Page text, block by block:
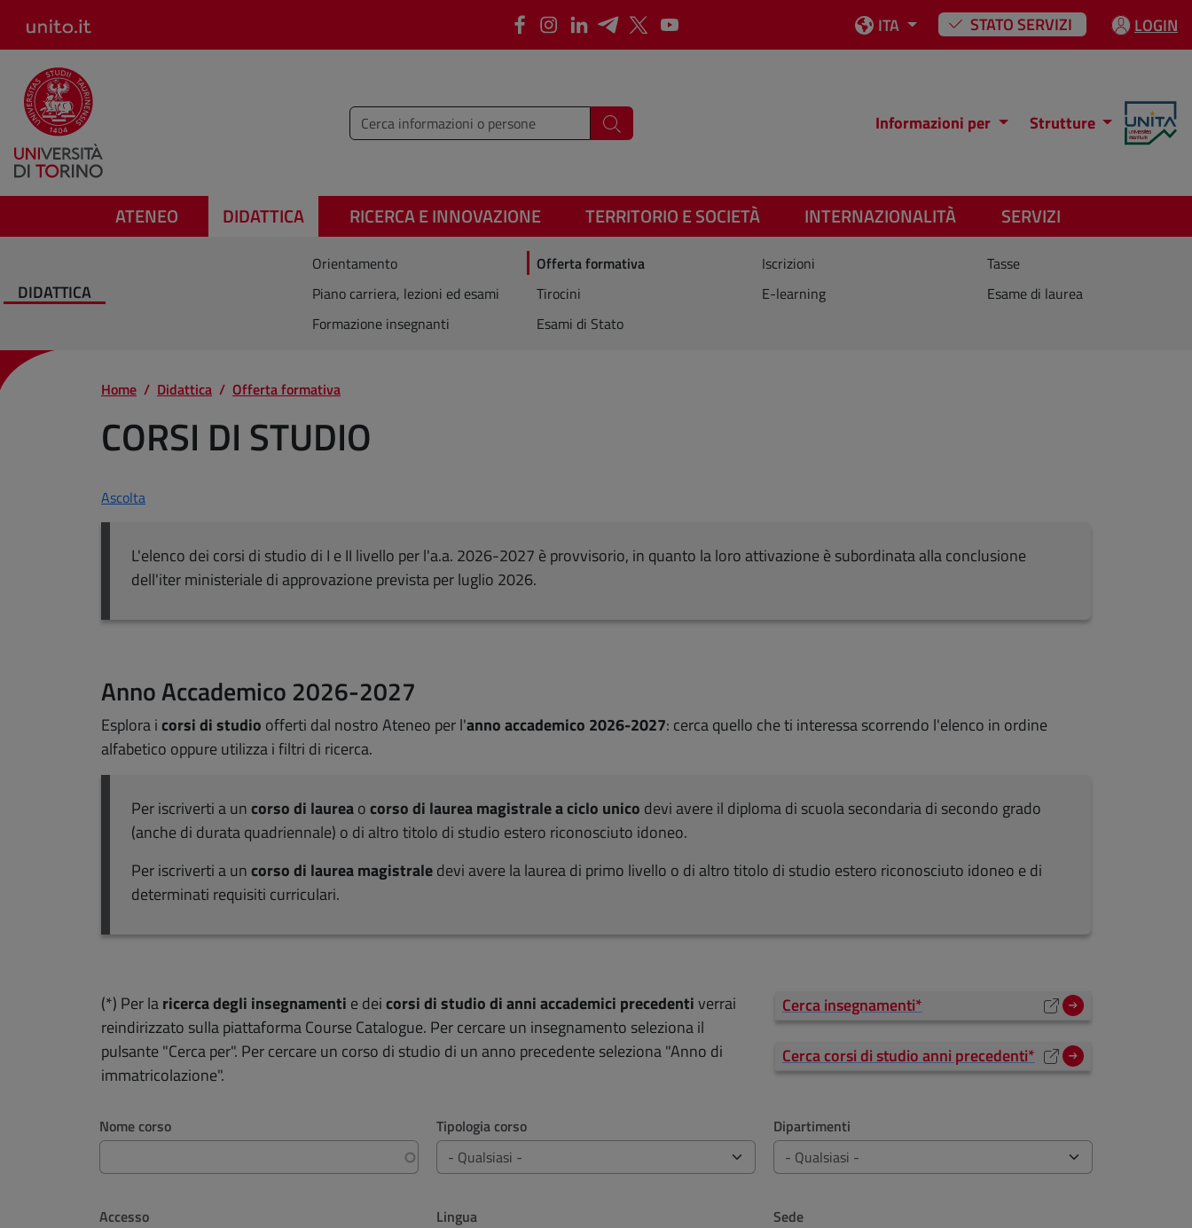
FacebookInstagram
LinkedInTelegram
X Youtube
ITA STATO SERVIZI LOGIN
Inserisci i termini da cercare Cerca Informazioni per Strutture
ATENEO DIDATTICA RICERCA E INNOVAZIONE TERRITORIO E SOCIETÀ INTERNAZIONALITÀ SERVIZI
DIDATTICA
Orientamento Offerta formativa Iscrizioni
Tasse
Piano carriera, lezioni ed esami
Tirocini E-learning
Esame di laurea
Formazione insegnanti
Esami di Stato
Home Didattica Offerta formativa
CORSI DI STUDIO
Ascolta
L'elenco dei corsi di studio di I e II livello per l'a.a. 2026-2027 è provvisorio, in quanto la loro attivazione è subordinata alla conclusione
dell'iter ministeriale di approvazione prevista per luglio 2026.
Anno Accademico 2026-2027
Esplora icorsi di studio offerti dal nostro Ateneo per l'anno accademico 2026-2027: cerca quello che ti interessa scorrendo l'elenco in ordine
alfabetico oppure utilizza i filtri di ricerca.
Per iscriverti a uncorso di laureaocorso di laurea magistrale a ciclo unico devi avere il diploma di scuola secondaria di secondo grado
(anche di durata quadriennale) o di altro titolo di studio estero riconosciuto idoneo.
Per iscriverti a uncorso di laurea magistraledevi avere la laurea di primo livello o di altro titolo di studio estero riconosciuto idoneo e di
determinati requisiti curriculari.
(*) Per laricerca degli insegnamenti e deicorsi di studio di anni accademici precedentiverrai
reindirizzato sulla piattaforma Course Catalogue. Per cercare un insegnamento seleziona il
pulsante "Cerca per". Per cercare un corso di studio di un anno precedente seleziona "Anno di
immatricolazione".
Cerca insegnamenti*
(apre una nuova finestra)
Cerca corsi di studio anni precedenti*
(apre una nuova finestra)
Nome corso Tipologia corso Dipartimenti
Accesso Lingua Sede